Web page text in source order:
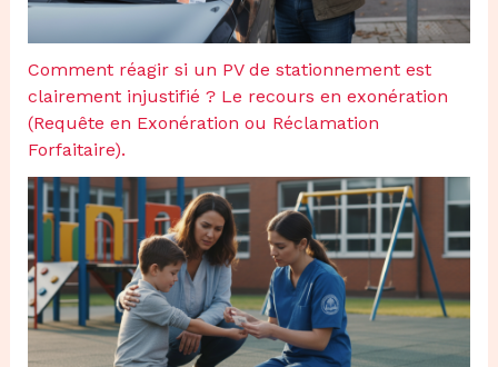
Comment réagir si un PV de stationnement est
clairement injustifié ? Le recours en exonération
(Requête en Exonération ou Réclamation
Forfaitaire).